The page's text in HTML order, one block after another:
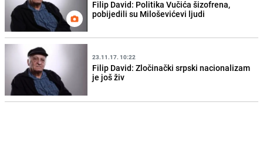
Filip David: Politika Vučića šizofrena,
pobijedili su Miloševićevi ljudi
23.11.17. 10:22
Filip David: Zločinački srpski nacionalizam
je još živ